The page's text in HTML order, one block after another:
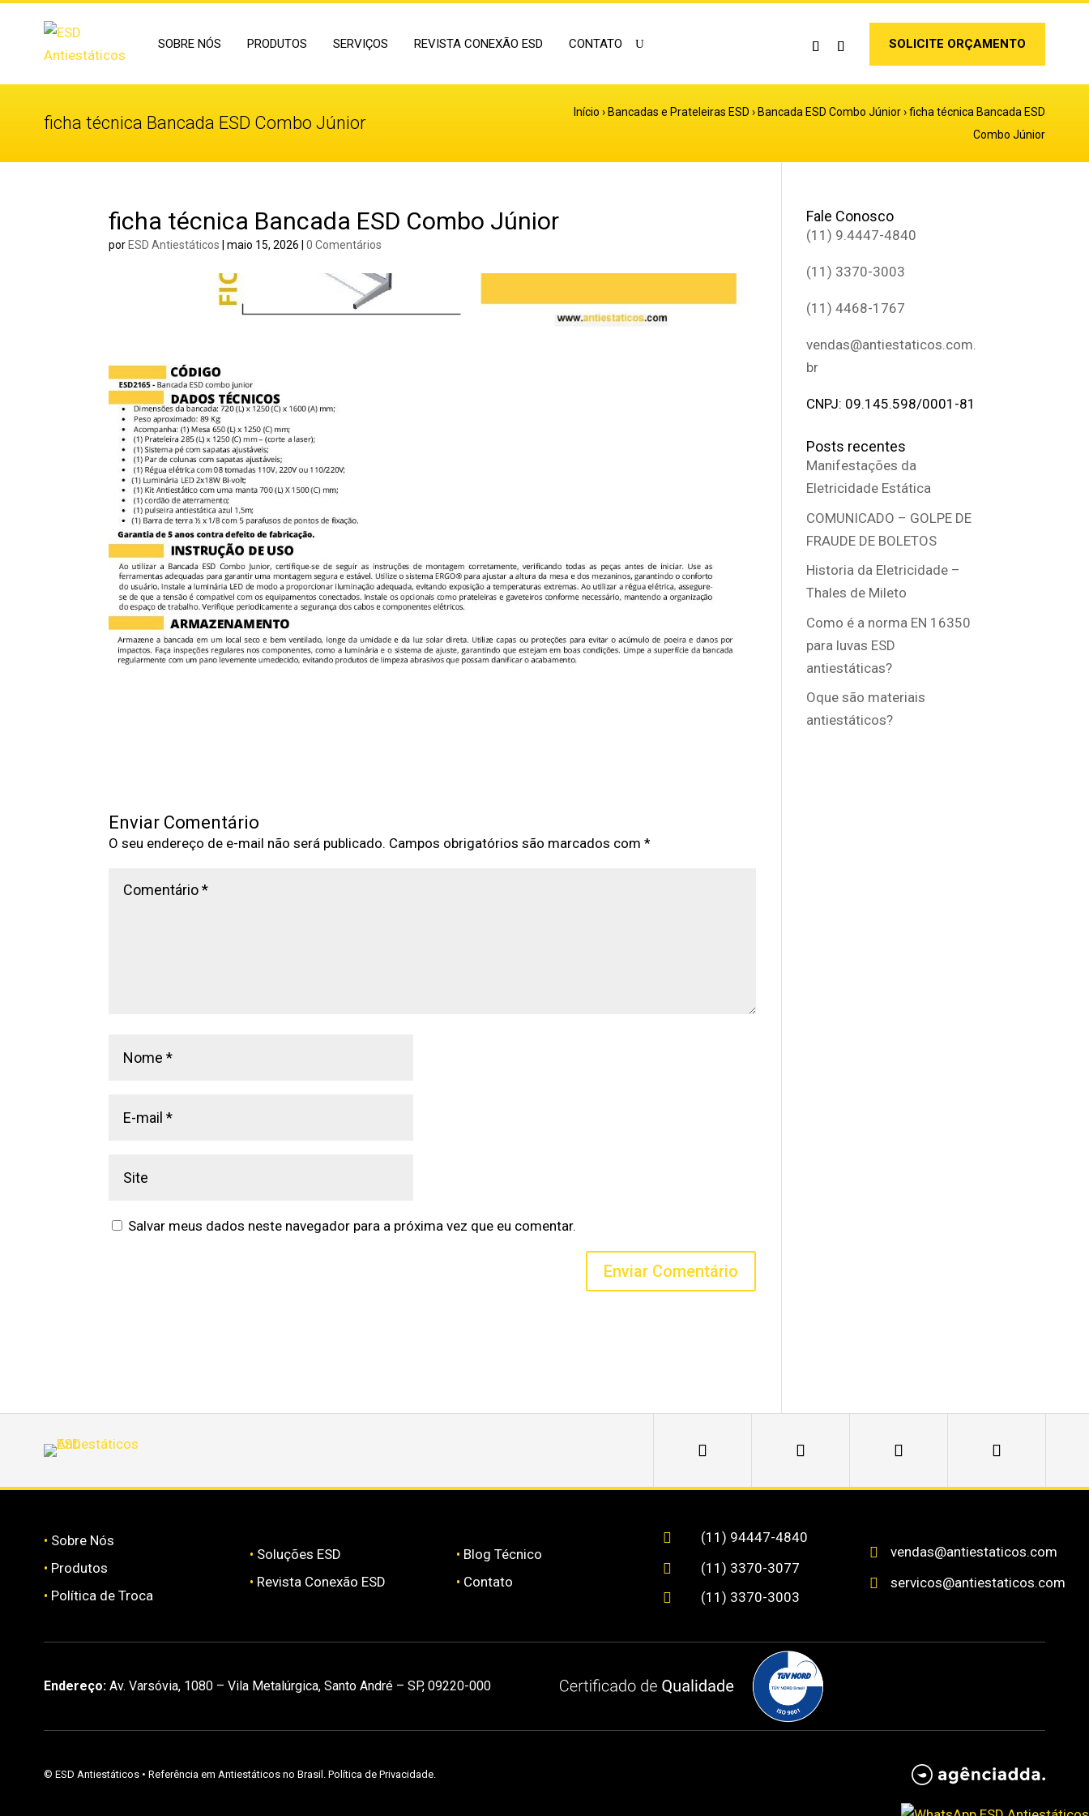
SOBRE NÓS PRODUTOS SERVIÇOS REVISTA CONEXÃO ESD CONTATO SOLICITE ORÇAMENTO
ficha técnica Bancada ESD Combo Júnior
Início › Bancadas e Prateleiras ESD › Bancada ESD Combo Júnior›ficha técnica Bancada ESD
Combo Júnior
ficha técnica Bancada ESD Combo Júnior
por ESD Antiestáticos |maio 15, 2026 |0 Comentários
Enviar Comentário
O seu endereço de e-mail não será publicado. Campos obrigatórios são marcados com*
Salvar meus dados neste navegador para a próxima vez que eu comentar.
Fale Conosco
(11) 9.4447-4840
(11) 3370-3003
(11) 4468-1767
vendas@antiestaticos.com.
br
CNPJ: 09.145.598/0001-81
Posts recentes
Manifestações da
Eletricidade Estática
COMUNICADO – GOLPE DE
FRAUDE DE BOLETOS
Historia da Eletricidade –
Thales de Mileto
Como é a norma EN 16350
para luvas ESD
antiestáticas?
Oque são materiais
antiestáticos?
• Sobre Nós
• Produtos
• Política de Troca
• Soluções ESD
• Revista Conexão ESD
• Blog Técnico
• Contato

(11) 94447-4840

(11) 3370-3077

(11) 3370-3003

vendas@antiestaticos.com

servicos@antiestaticos.com
Endereço:Av. Varsóvia, 1080 – Vila Metalúrgica, Santo André – SP, 09220-000
© ESD Antiestáticos• Referência em Antiestáticos no Brasil. Política de Privacidade.